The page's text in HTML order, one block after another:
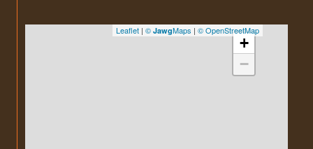
+
−
Leaflet | © JawgMaps | © OpenStreetMap